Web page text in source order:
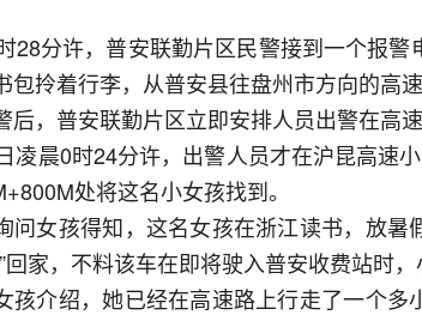
28分许，普安联勤片区民警接到一个报
包拎着行李，从普安县往盘州市方向的高
后，普安联勤片区立即安排人员出警在高速
凌晨0时24分许，出警人员才在沪昆高速
处将这名小女孩找到。
问女孩得知，这名女孩在浙江读书，放暑
回家，不料该车在即将驶入普安收费站时，
孩介绍，她已经在高速路上行走了一个多